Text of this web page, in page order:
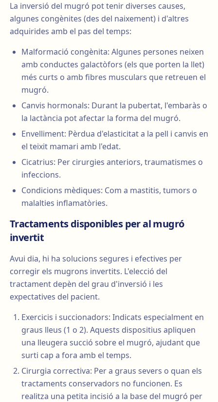
La inversió del mugró pot tenir diverses causes,
algunes congènites (des del naixement) i d'altres
adquirides amb el pas del temps:
Malformació congènita: Algunes persones neixen
amb conductes galactòfors (els que porten la llet)
més curts o amb fibres musculars que retreuen el
mugró.
Canvis hormonals: Durant la pubertat, l'embaràs o
la lactància pot afectar la forma del mugró.
Envelliment: Pèrdua d'elasticitat a la pell i canvis en
el teixit mamari amb l'edat.
Cicatrius: Per cirurgies anteriors, traumatismes o
infeccions.
Condicions mèdiques: Com a mastitis, tumors o
malalties inflamatòries.
Tractaments disponibles per al mugró
invertit
Avui dia, hi ha solucions segures i efectives per
corregir els mugrons invertits. L'elecció del
tractament depèn del grau d'inversió i les
expectatives del pacient.
Exercicis i succionadors: Indicats especialment en
graus lleus (1 o 2). Aquests dispositius apliquen
una lleugera succió sobre el mugró, ajudant que
surti cap a fora amb el temps.
Cirurgia correctiva: Per a graus severs o quan els
tractaments conservadors no funcionen. Es
realitza una petita incisió a la base del mugró per